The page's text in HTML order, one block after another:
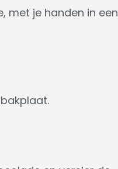
met je handen in een